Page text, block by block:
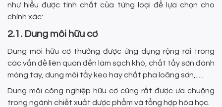
như hiểu được tính chất của từng loại để lựa chọn cho
chính xác:
2.1. Dung môi hữu cơ
Dung môi hữu cơ thường được ứng dụng rộng rãi trong
các vấn đề liên quan đến làm sạch khô, chất tẩy sơn đánh
móng tay, dung môi tẩy keo hay chất pha loãng sơn,.....
Dung môi công nghiệp hữu cơ cũng rất được ưa chuộng
trong ngành chiết xuất dược phẩm và tổng hợp hóa học.